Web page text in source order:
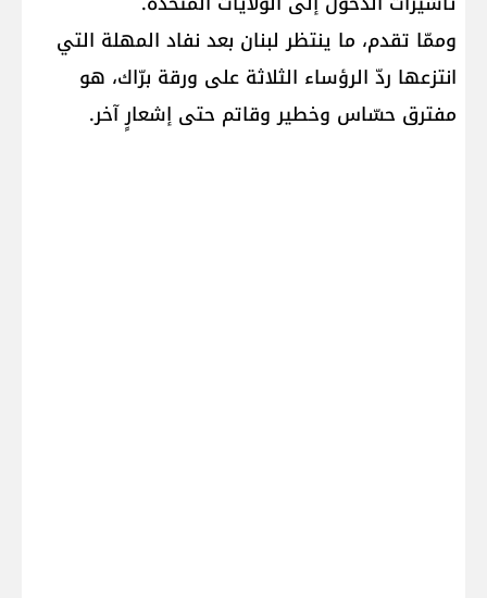
وممّا تقدم، ما ينتظر لبنان بعد نفاد المهلة التي
انتزعها ردّ الرؤساء الثلاثة على ورقة برّاك، هو
مفترق حسّاس وخطير وقاتم حتى إشعارٍ آخر.